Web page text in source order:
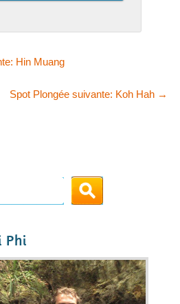
Hin Muang
Spot Plongée suivante: Koh Hah →
Phi